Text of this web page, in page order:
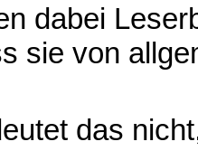
dabei
sie von
das